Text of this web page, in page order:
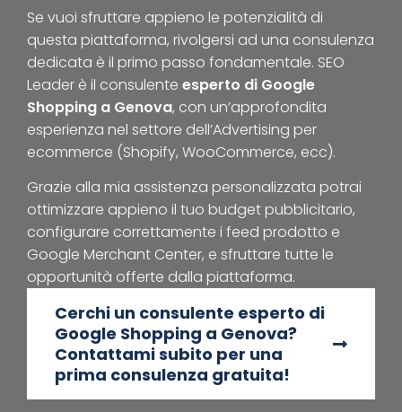
Se vuoi sfruttare appieno le potenzialità di
questa piattaforma, rivolgersi ad una consulenza
dedicata è il primo passo fondamentale. SEO
Leader è il consulente esperto di Google
Shopping a Genova, con un’approfondita
esperienza nel settore dell’Advertising per
ecommerce (Shopify, WooCommerce, ecc).
Grazie alla mia assistenza personalizzata potrai
ottimizzare appieno il tuo budget pubblicitario,
configurare correttamente i feed prodotto e
Google Merchant Center, e sfruttare tutte le
opportunità offerte dalla piattaforma.
Cerchi un consulente esperto di
Google Shopping a Genova?
Contattami subito per una
prima consulenza gratuita!